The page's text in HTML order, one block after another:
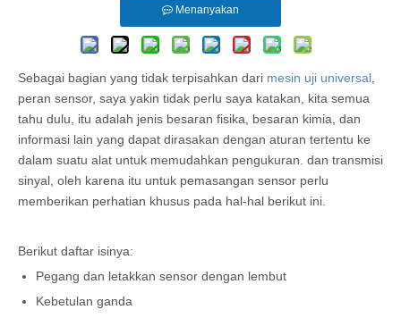
Menanyakan
Sebagai bagian yang tidak terpisahkan dari mesin uji universal
peran sensor, saya yakin tidak perlu saya katakan, kita semua
tahu dulu, itu adalah jenis besaran fisika, besaran kimia, dan
informasi lain yang dapat dirasakan dengan aturan tertentu ke
dalam suatu alat untuk memudahkan pengukuran. dan transmisi
sinyal, oleh karena itu untuk pemasangan sensor perlu
memberikan perhatian khusus pada hal-hal berikut ini.
Berikut daftar isinya:
Pegang dan letakkan sensor dengan lembut
Kebetulan ganda